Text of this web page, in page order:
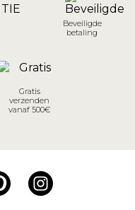
Beveiligde
betaling
Gratis
verzenden
vanaf 500€